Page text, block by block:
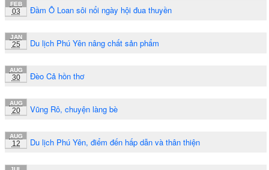
FEB
03 Đầm Ô Loan sôi nổi ngày hội đua thuyền
JAN
25 Du lịch Phú Yên nâng chất sản phẩm
AUG
30 Đèo Cả hồn thơ
AUG
20 Vũng Rô, chuyện làng bè
AUG
12 Du lịch Phú Yên, điểm đến hấp dẫn và thân thiện